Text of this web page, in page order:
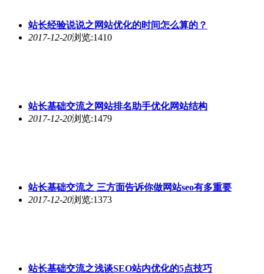
站长经验说说之网站优化的时间怎么算的？
2017-12-20浏览:1410
站长基础交流之网站排名助手优化网站结构
2017-12-20浏览:1479
站长基础交流之 三方面告诉你做网站seo有多重要
2017-12-20浏览:1373
站长基础交流之浅谈SEO站内优化的5点技巧